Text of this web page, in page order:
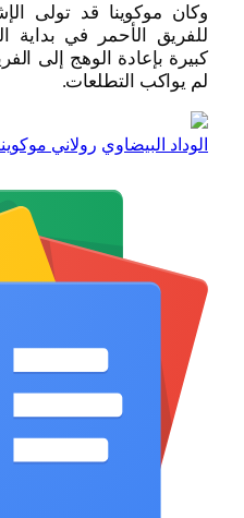
وكان موكوينا قد تولى
للفريق الأحمر في
كبيرة بإعادة الوهج إلى
لم يواكب التطلعات.
الوداد البيضاوي رولاني